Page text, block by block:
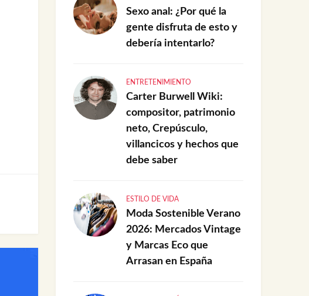
Sexo anal: ¿Por qué la
gente disfruta de esto y
debería intentarlo?
ENTRETENIMIENTO
Carter Burwell Wiki:
compositor, patrimonio
neto, Crepúsculo,
villancicos y hechos que
debe saber
ESTILO DE VIDA
Moda Sostenible Verano
2026: Mercados Vintage
y Marcas Eco que
Arrasan en España